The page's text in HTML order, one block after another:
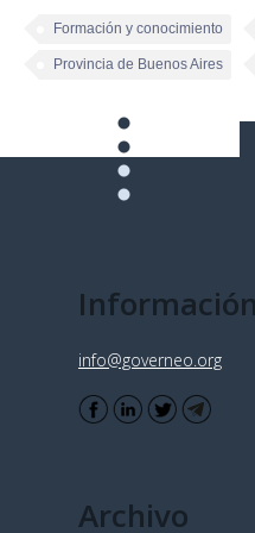
Formación y conocimiento
Provincia de Buenos Aires
info@governeo.org
Archivo